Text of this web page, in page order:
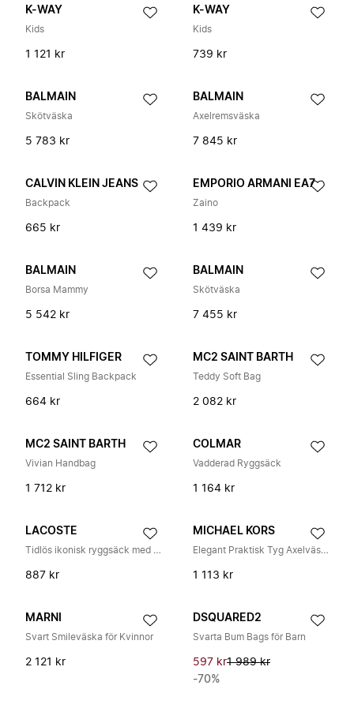
K-WAY
Kids
1 121 kr
K-WAY
Kids
739 kr
BALMAIN
Skötväska
5 783 kr
BALMAIN
Axelremsväska
7 845 kr
CALVIN KLEIN JEANS
Backpack
665 kr
EMPORIO ARMANI EA7
Zaino
1 439 kr
BALMAIN
Borsa Mammy
5 542 kr
BALMAIN
Skötväska
7 455 kr
TOMMY HILFIGER
Essential Sling Backpack
664 kr
MC2 SAINT BARTH
Teddy Soft Bag
2 082 kr
MC2 SAINT BARTH
Vivian Handbag
1 712 kr
COLMAR
Vadderad Ryggsäck
1 164 kr
LACOSTE
Tidlös ikonisk ryggsäck med monogram
887 kr
MICHAEL KORS
Elegant Praktisk Tyg Axelväska
1 113 kr
MARNI
Svart Smileväska för Kvinnor
2 121 kr
DSQUARED2
Svarta Bum Bags för Barn
597 kr1 989 kr
-70%